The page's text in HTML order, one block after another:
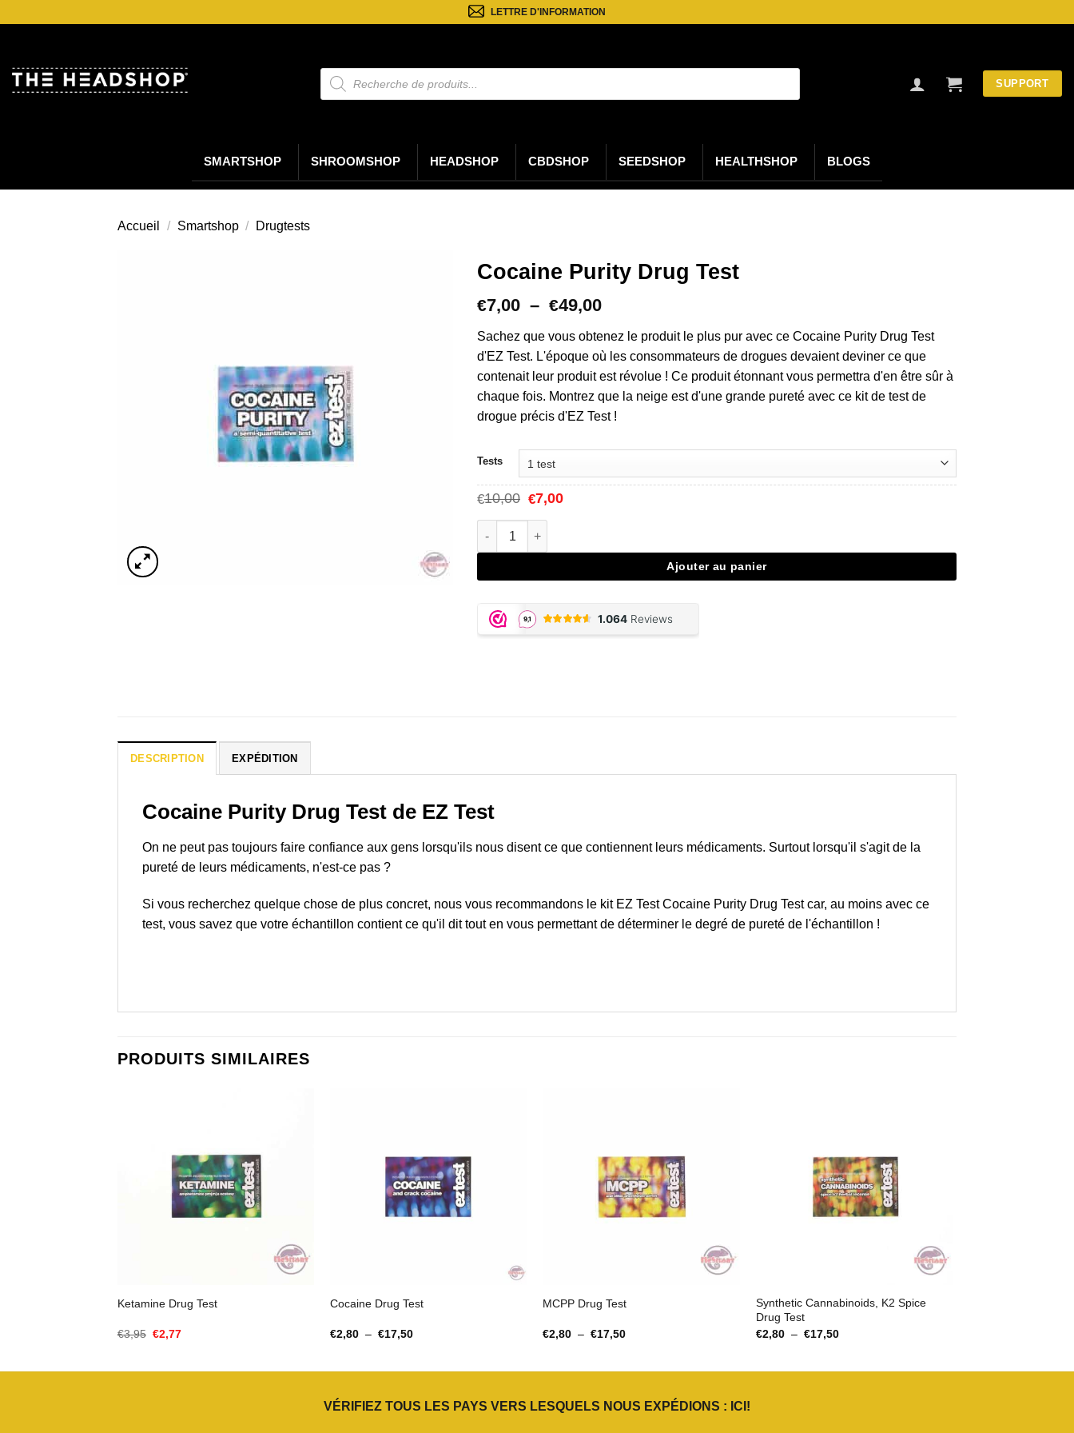
LETTRE D'INFORMATION
Recherche
de
produits
SUPPORT
SMARTSHOP SHROOMSHOP HEADSHOP CBDSHOP SEEDSHOP HEALTHSHOP BLOGS
Accueil / Smartshop / Drugtests
Cocaine Purity Drug Test
€7,00 – €49,00Plage
prix :
€7,00
à
€49,00
Sachez que vous obtenez le produit le plus pur avec ce Cocaine Purity Drug Test
d'EZ Test. L'époque où les consommateurs de drogues devaient deviner ce que
contenait leur produit est révolue ! Ce produit étonnant vous permettra d'en être sûr à
chaque fois. Montrez que la neige est d'une grande pureté avec ce kit de test de
drogue précis d'EZ Test !
Tests
€10,00 Le
prix
initial
était :
€10,00.
€7,00Le
€7,00.
quantité de Cocaine Purity Drug Test
Ajouter au panier
DESCRIPTION EXPÉDITION
Cocaine Purity Drug Test de EZ Test
On ne peut pas toujours faire confiance aux gens lorsqu'ils nous disent ce que contiennent leurs médicaments. Surtout lorsqu'il s'agit de la
pureté de leurs médicaments, n'est-ce pas ?
Si vous recherchez quelque chose de plus concret, nous vous recommandons le kit EZ Test Cocaine Purity Drug Test car, au moins avec ce
test, vous savez que votre échantillon contient ce qu'il dit tout en vous permettant de déterminer le degré de pureté de l'échantillon !
PRODUITS SIMILAIRES
Ketamine Drug Test
€3,95 Le
€2,77Le
Cocaine Drug Test
€2,80 – €17,50Plage
MCPP Drug Test
€2,80 – €17,50Plage
Synthetic Cannabinoids, K2 Spice
Drug Test
€2,80 – €17,50Plage
VÉRIFIEZ TOUS LES PAYS VERS LESQUELS NOUS EXPÉDIONS : ICI !